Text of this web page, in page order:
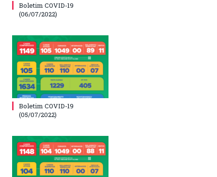
Boletim COVID-19
(06/07/2022)
Boletim COVID-19
(05/07/2022)